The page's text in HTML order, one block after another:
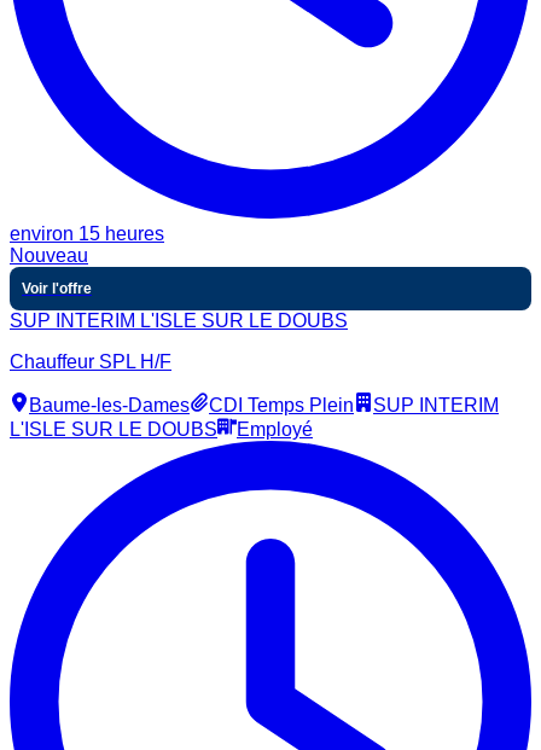
environ 15 heures
Nouveau
Voir l'offre
SUP INTERIM L'ISLE SUR LE DOUBS
Chauffeur SPL H/F
Baume-les-Dames CDI Temps Plein
SUP INTERIM
L'ISLE SUR LE DOUBS
Employé